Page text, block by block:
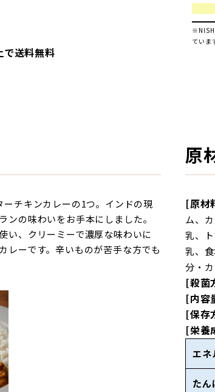
送料無料
ていま
チキンカレーの1つ。インドの現
ンの味わいをお手本にしました。
い、クリーミーで濃厚な味わいに
レーです。辛いものが苦手な方でも
原
[原材
ム、
乳、
乳、
分・
[殺菌
[内容
[保存
[栄養
エネ
たん